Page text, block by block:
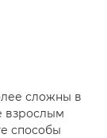
сложны в
взрослым
способы